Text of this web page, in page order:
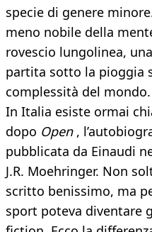
specie di genere
meno nobile della
rovescio lungolinea,
partita sotto la pioggia
complessità del
In Italia esiste ormai
dopo Open,
pubblicata da Einaudi
J.R. Moehringer. Non
scritto benissimo, ma
sport poteva diventare